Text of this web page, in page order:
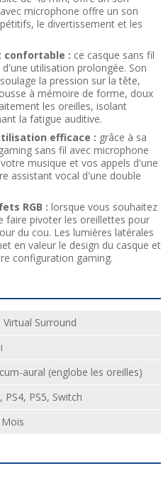
microphone offre un son
le divertissement et les
confortable : ce casque sans fil
utilisation prolongée. Son
la pression sur la tête,
à mémoire de forme, doux
les oreilles, isolant
la fatigue auditive.
efficace : grâce à sa
sans fil avec microphone
musique et vos appels d'une
assistant vocal d'une double
RGB : lorsque vous souhaitez
faire pivoter les oreillettes pour
du cou. Les lumières latérales
en valeur le design du casque et
configuration gaming.
Virtual Surround
aural (englobe les oreilles)
PS4, PS5, Switch